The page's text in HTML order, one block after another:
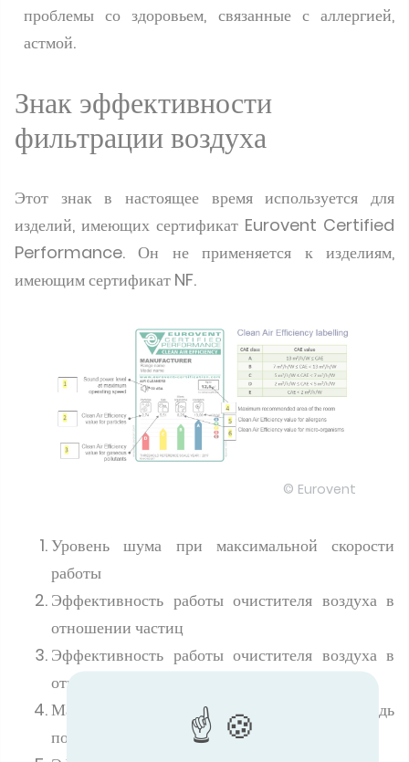
проблемы со здоровьем, связанные с аллергией,
астмой.
Знак эффективности
фильтрации воздуха
Этот знак в настоящее время используется для
изделий, имеющих сертификат Eurovent Certified
Performance. Он не применяется к изделиям,
имеющим сертификат NF.
© Eurovent
Уровень шума при максимальной скорости
работы
Эффективность работы очистителя воздуха в
отношении частиц
Эффективность работы очистителя воздуха в
отношении газообразных веществ
Максимальная рекомендуемая площадь
помещения